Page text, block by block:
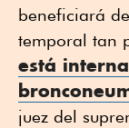
beneficiará
temporal tan
está
juez del